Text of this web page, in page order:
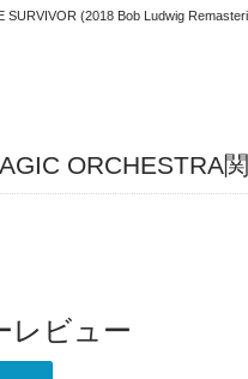
SURVIVOR (2018 Bob Ludwig
ORCHESTRA
レビュー